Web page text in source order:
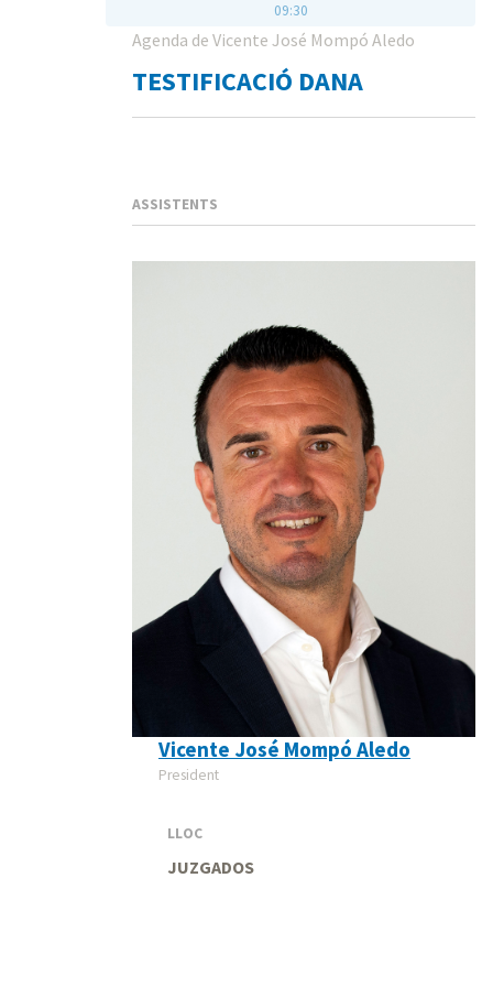
09:30
Agenda de Vicente José Mompó Aledo
TESTIFICACIÓ DANA
ASSISTENTS
Vicente José Mompó Aledo
President
LLOC
JUZGADOS